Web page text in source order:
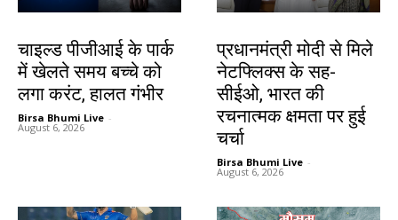
चाइल्ड पीजीआई के पार्क
में खेलते समय बच्चे को
लगा करंट, हालत गंभीर
Birsa Bhumi Live -
August 6, 2026
प्रधानमंत्री मोदी से मिले
नेटफ्लिक्स के सह-
सीईओ, भारत की
रचनात्मक क्षमता पर हुई
चर्चा
Birsa Bhumi Live -
August 6, 2026